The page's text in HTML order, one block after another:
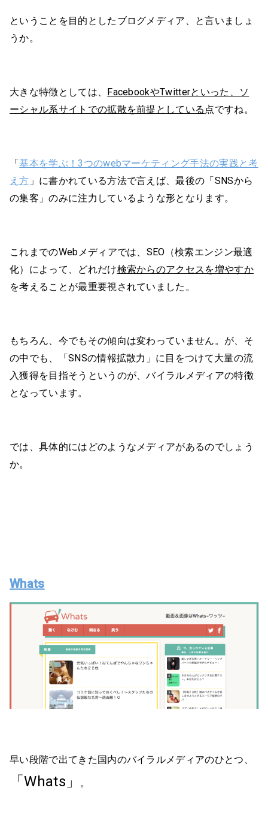
ということを目的としたブログメディア、と言いましょ
うか。
大きな特徴としては、 FacebookやTwitterといった、ソ
ーシャル系サイトでの拡散を前提としている 点ですね。
「基本を学ぶ！3つのwebマーケティング手法の実践と考
え方 」に書かれている方法で言えば、最後の「SNSから
の集客」のみに注力しているような形となります。
これまでのWebメディアでは、SEO（検索エンジン最適
化）によって、どれだけ検索からのアクセスを増やすか
を考えることが最重要視されていました。
もちろん、今でもその傾向は変わっていません。が、そ
の中でも、「SNSの情報拡散力」に目をつけて大量の流
入獲得を目指そうというのが、バイラルメディアの特徴
となっています。
では、具体的にはどのようなメディアがあるのでしょう
か。
Whats
早い段階で出てきた国内のバイラルメディアのひとつ、
「Whats」 。